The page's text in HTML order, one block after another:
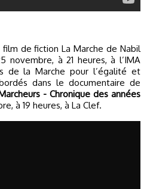
novembre, à 21 heures, à l’IMA
de la Marche pour l’égalité et
dans le documentaire de
- Chronique des années
à 19 heures, à La Clef.